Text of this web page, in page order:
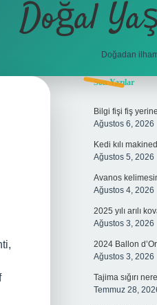
Doğal
Doğadan
Son Yazılar
Bilgi fişi fiş
Ağustos 6, 2026
Kedi kılı
Ağustos 5, 2026
Avanos
Ağustos 4, 2026
2025 yılı arılı
Ağustos 3, 2026
2024 Ballon
Ağustos 3, 2026
Tajima sığırı
Temmuz 28,